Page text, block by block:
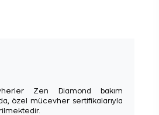
Zen Diamond bakım
özel mücevher sertifikalarıyla